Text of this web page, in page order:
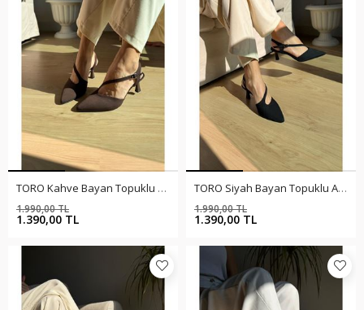
TORO Kahve Bayan Topuklu Ayakkabı
1.390,00 TL
1.990,00 TL
TORO Siyah Bayan Topuklu Ayakkabı
1.390,00 TL
1.990,00 TL